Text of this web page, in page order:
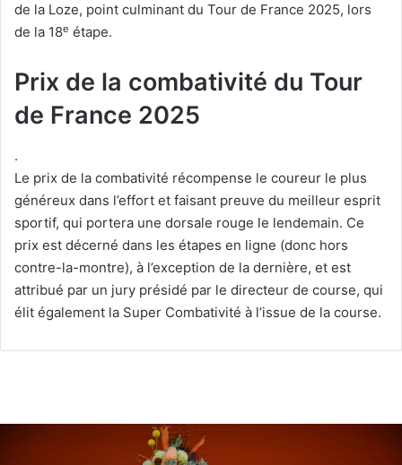
de la Loze, point culminant du Tour de France 2025, lors
de la 18e étape.
Prix de la combativité du Tour
de France 2025
.
Le prix de la combativité récompense le coureur le plus
généreux dans l’effort et faisant preuve du meilleur esprit
sportif, qui portera une dorsale rouge le lendemain. Ce
prix est décerné dans les étapes en ligne (donc hors
contre-la-montre), à l’exception de la dernière, et est
attribué par un jury présidé par le directeur de course, qui
élit également la Super Combativité à l’issue de la course.